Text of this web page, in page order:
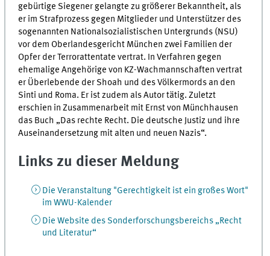
gebürtige Siegener gelangte zu größerer Bekanntheit, als
er im Strafprozess gegen Mitglieder und Unterstützer des
sogenannten Nationalsozialistischen Untergrunds (NSU)
vor dem Oberlandesgericht München zwei Familien der
Opfer der Terrorattentate vertrat. In Verfahren gegen
ehemalige Angehörige von KZ-Wachmannschaften vertrat
er Überlebende der Shoah und des Völkermords an den
Sinti und Roma. Er ist zudem als Autor tätig. Zuletzt
erschien in Zusammenarbeit mit Ernst von Münchhausen
das Buch „Das rechte Recht. Die deutsche Justiz und ihre
Auseinandersetzung mit alten und neuen Nazis“.
Links zu dieser Meldung
Die Veranstaltung "Gerechtigkeit ist ein großes Wort"
im WWU-Kalender
Die Website des Sonderforschungsbereichs „Recht
und Literatur“